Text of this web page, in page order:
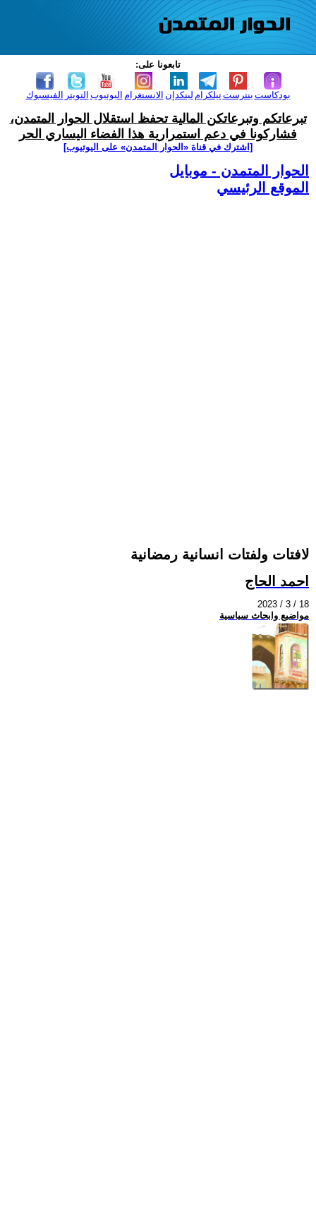
تابعونا على:
الفيسبوك التويتر اليوتيوب الانستغرام لينكدإن تيلكرامبنترست بودكاست
تبرعاتكم وتبرعاتكن المالية تحفظ استقلال الحوار المتمدن،
فشاركونا في دعم استمرارية هذا الفضاء اليساري الحر
[اشترك في قناة ‫«الحوار المتمدن» على اليوتيوب]
الحوار المتمدن - موبايل
الموقع الرئيسي
لافتات ولفتات انسانية رمضانية
احمد الحاج
2023 / 3 / 18
مواضيع وابحاث سياسية